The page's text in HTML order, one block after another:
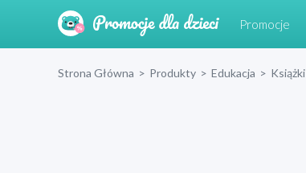
Promocje
Strona Główna > Produkty > Edukacja > Książki